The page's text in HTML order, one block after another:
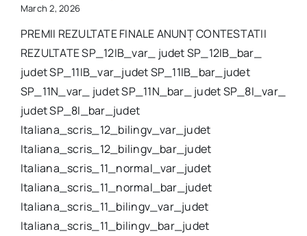
March 2, 2026
PREMII REZULTATE FINALE ANUNȚ CONTESTATII
REZULTATE SP_12IB_var_ judet SP_12IB_bar_
judet SP_11IB_var_judet SP_11IB_bar_judet
SP_11N_var_ judet SP_11N_bar_ judet SP_8I_var_
judet SP_8I_bar_judet
Italiana_scris_12_bilingv_var_judet
Italiana_scris_12_bilingv_bar_judet
Italiana_scris_11_normal_var_judet
Italiana_scris_11_normal_bar_judet
Italiana_scris_11_bilingv_var_judet
Italiana_scris_11_bilingv_bar_judet